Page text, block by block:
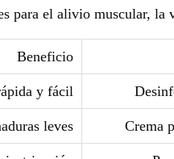
para el alivio muscular, la
Beneficio
y fácil
Crema
leves